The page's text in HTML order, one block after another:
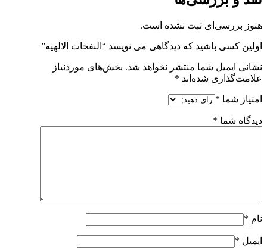
هنوز بررسی‌ای ثبت نشده است.
اولین کسی باشید که دیدگاهی می نویسد “النفحات الالهیه”
نشانی ایمیل شما منتشر نخواهد شد. بخش‌های موردنیاز
علامت‌گذاری شده‌اند *
امتیاز شما *
دیدگاه شما *
نام *
ایمیل *